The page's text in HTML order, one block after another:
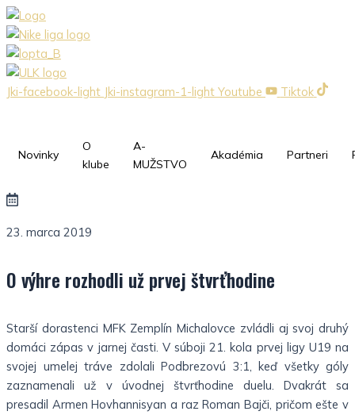
Preskočiť
na
obsah
Jki-facebook-light Jki-instagram-1-light Youtube Tiktok
Novinky
O
klube
A-
MUŽSTVO
Akadémia Partneri
23. marca 2019
O výhre rozhodli už prvej štvrťhodine
Starší dorastenci MFK Zemplín Michalovce zvládli aj svoj druhý
domáci zápas v jarnej časti. V súboji 21. kola prvej ligy U19 na
svojej umelej tráve zdolali Podbrezovú 3:1, keď všetky góly
zaznamenali už v úvodnej štvrťhodine duelu. Dvakrát sa
presadil Armen Hovhannisyan a raz Roman Bajči, pričom ešte v